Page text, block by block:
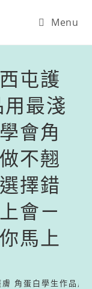
Menu
屯護
用最淺
會角
不翹
擇錯
會ㄧ
馬上
膚 角蛋白學生作品​